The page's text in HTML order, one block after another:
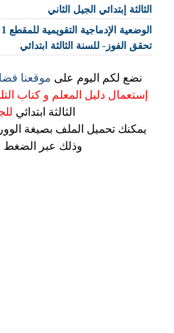
الثالثة إبتدائي الجيل الثاني
تحقق الفوز- للسنة الثالثة ابتدائي
نضع لكم اليوم على موقعنا
إستعمال دليل المعلم و كتاب
الثالثة ابتدائي
يمكنك تحميل الملف بصيغة
وذلك عبر الضغط